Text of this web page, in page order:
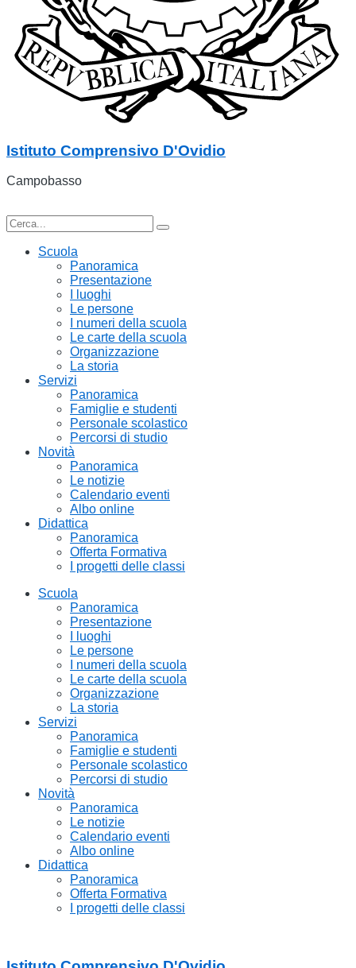
Istituto Comprensivo D'Ovidio
Campobasso
Scuola
Panoramica
Presentazione
I luoghi
Le persone
I numeri della scuola
Le carte della scuola
Organizzazione
La storia
Servizi
Panoramica
Famiglie e studenti
Personale scolastico
Percorsi di studio
Novità
Panoramica
Le notizie
Calendario eventi
Albo online
Didattica
Panoramica
Offerta Formativa
I progetti delle classi
Scuola
Panoramica
Presentazione
I luoghi
Le persone
I numeri della scuola
Le carte della scuola
Organizzazione
La storia
Servizi
Panoramica
Famiglie e studenti
Personale scolastico
Percorsi di studio
Novità
Panoramica
Le notizie
Calendario eventi
Albo online
Didattica
Panoramica
Offerta Formativa
I progetti delle classi